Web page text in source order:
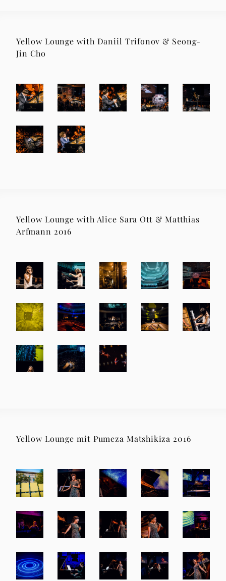
Yellow Lounge with Daniil Trifonov & Seong-
Jin Cho
Yellow Lounge with Alice Sara Ott & Matthias
Arfmann 2016
Yellow Lounge mit Pumeza Matshikiza 2016